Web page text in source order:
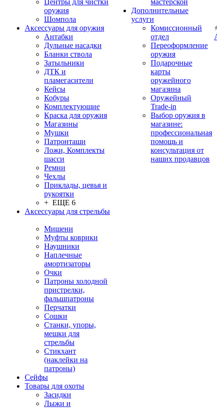
Центры для чистки
оружия
Шомпола
Аксессуары для оружия
Антабки
Дульные насадки
Бланки ствола
Затыльники
ДТК и
пламегасители
Кейсы
Кобуры
Комплектующие
Краска для оружия
Магазины
Мушки
Патронташи
Ложи, Комплекты
шасси
Ремни
Чехлы
Приклады, цевья и
рукоятки
+ ЕЩЕ 6
Аксессуары для стрельбы
Мишени
Муфты коврики
Наушники
Наплечные
амортизаторы
Очки
Патроны холодной
пристрелки,
фальшпатроны
Перчатки
Сошки
Станки, упоры,
мешки для
стрельбы
Стикхант
(наклейки на
патроны)
Сейфы
Товары для охоты
Засидки
Лыжи и
мастерской
Дополнительные
услуги
Комиссионный
отдел
Переоформление
оружия
Подарочные
карты
оружейного
магазина
Оружейный
Trade-in
Выбор оружия в
магазине:
профессиональная
помощь и
консультация от
наших продавцов